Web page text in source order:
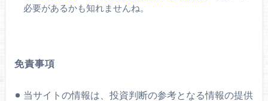
必要があるかも知れませんね。
免責事項
当サイトの情報は、投資判断の参考となる情報の提供